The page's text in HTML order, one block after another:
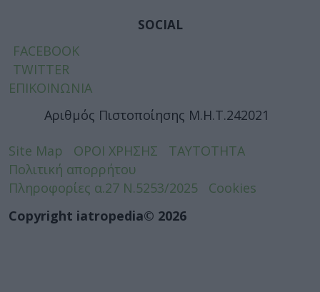
SOCIAL
FACEBOOK
TWITTER
ΕΠΙΚΟΙΝΩΝΙΑ
Αριθμός Πιστοποίησης Μ.Η.Τ.242021
Site Map ΟΡΟΙ ΧΡΗΣΗΣ
ΤΑΥΤΟΤΗΤΑ
Πολιτική απορρήτου
Πληροφορίες α.27 Ν.5253/2025
Cookies
Copyright iatropedia© 2026